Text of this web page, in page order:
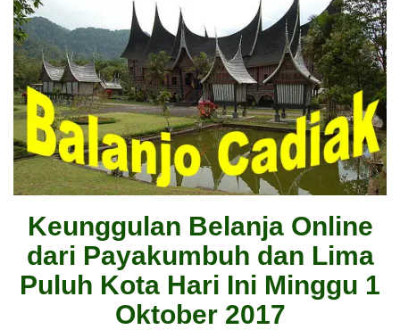
Keunggulan Belanja Online
dari Payakumbuh dan Lima
Puluh Kota Hari Ini Minggu 1
Oktober 2017